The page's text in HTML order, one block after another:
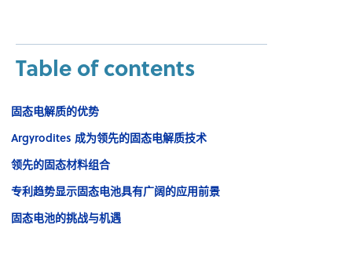
Table of contents
固态电解质的优势
Argyrodites 成为领先的固态电解质技术
领先的固态材料组合
专利趋势显示固态电池具有广阔的应用前景
固态电池的挑战与机遇